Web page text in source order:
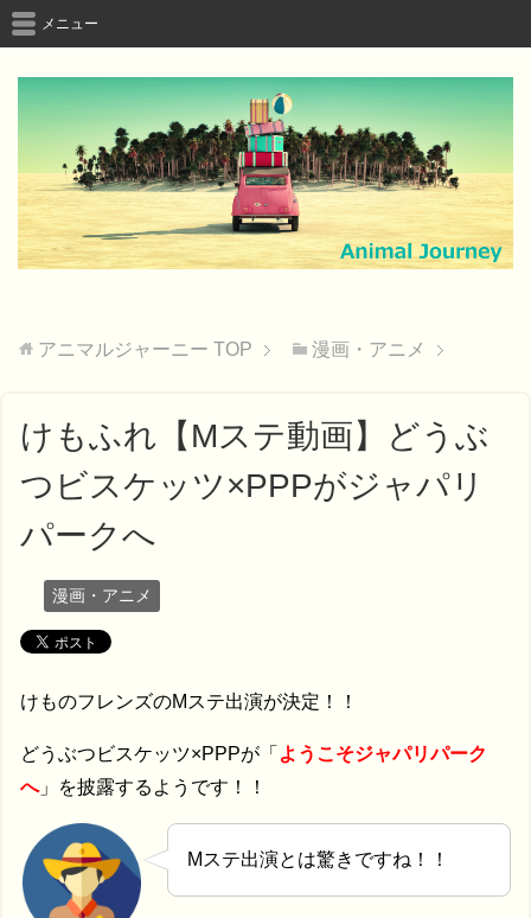
メニュー
アニマルジャーニー TOP 漫画・アニメ
けもふれ【Mステ動画】どうぶ
つビスケッツ×PPPがジャパリ
パークへ
漫画・アニメ
けものフレンズのMステ出演が決定！！
どうぶつビスケッツ×PPPが「 ようこそジャパリパーク
へ」を披露するようです！！
Mステ出演とは驚きですね！！